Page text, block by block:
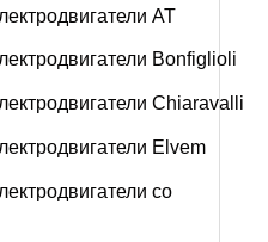
АТ
Bonfiglioli
Chiaravalli
Elvem
со